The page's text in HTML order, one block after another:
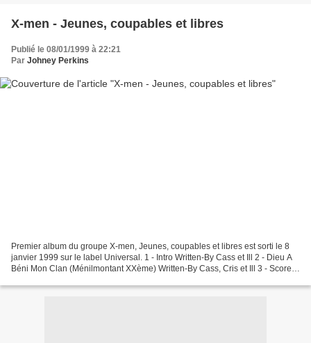
X-men - Jeunes, coupables et libres
Publié le 08/01/1999 à 22:21
Par Johney Perkins
Premier album du groupe X-men, Jeunes, coupables et libres est sorti le 8
janvier 1999 sur le label Universal. 1 - Intro Written-By Cass et Ill 2 - Dieu A
Béni Mon Clan (Ménilmontant XXème) Written-By Cass, Cris et Ill 3 - Score